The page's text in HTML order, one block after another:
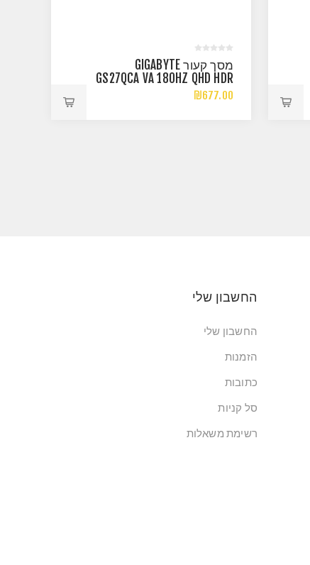
מסך קעור GIGABYTE
GS27QCA VA 180HZ QHD HDR
READY AMD FREESYNC
₪677.00
החשבון שלי
החשבון שלי
הזמנות
כתובות
סל קניות
רשימת משאלות